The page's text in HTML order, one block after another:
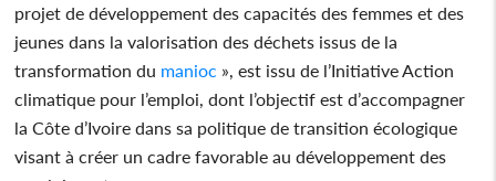
projet de développement des capacités des femmes et des
jeunes dans la valorisation des déchets issus de la
transformation du manioc », est issu de l’Initiative Action
climatique pour l’emploi, dont l’objectif est d’accompagner
la Côte d’Ivoire dans sa politique de transition écologique
visant à créer un cadre favorable au développement des